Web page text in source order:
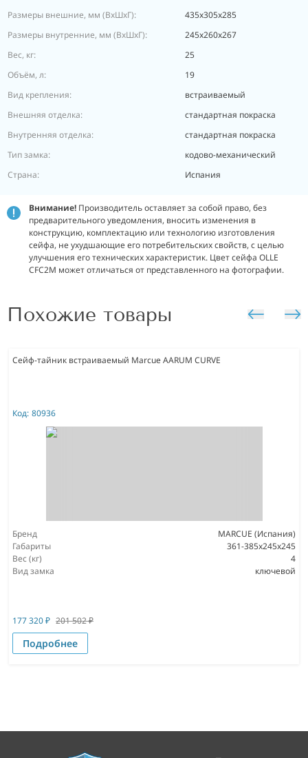
Размеры внешние, мм (ВхШхГ):
435x305x285
Размеры внутренние, мм (ВхШхГ):
245х260х267
Вес, кг:
25
Объём, л:
19
Вид крепления:
встраиваемый
Внешняя отделка:
стандартная покраска
Внутренняя отделка:
стандартная покраска
Тип замка:
кодово-механический
Страна:
Испания
Внимание! Производитель оставляет за собой право, без
предварительного уведомления, вносить изменения в
конструкцию, комплектацию или технологию изготовления
сейфа, не ухудшающие его потребительских свойств, с целью
улучшения его технических характеристик. Цвет сейфа OLLE
CFC2M может отличаться от представленного на фотографии.
Похожие товары
Сейф-тайник встраиваемый Marcue AARUM CURVE
Код: 80936
Бренд
MARCUE (Испания)
Габариты
361-385x245x245
Вес (кг)
4
Вид замка
ключевой
177 320₽ 201 502₽
Подробнее